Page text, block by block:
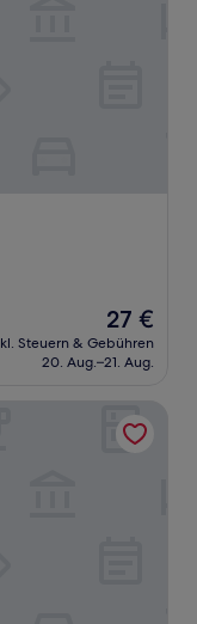
Der
Preis
beträgt
27 €
Steuern & Gebühren
20. Aug.–21. Aug.